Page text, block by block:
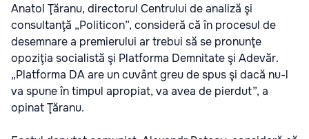
Anatol Ţăranu, directorul Centrului de analiză şi
consultanţă „Politicon”, consideră că în procesul de
desemnare a premierului ar trebui să se pronunţe
opoziţia socialistă şi Platforma Demnitate şi Adevăr.
„Platforma DA are un cuvânt greu de spus şi dacă nu-l
va spune în timpul apropiat, va avea de pierdut”, a
opinat Ţăranu.